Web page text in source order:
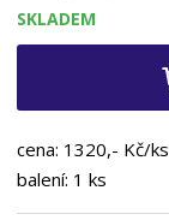
SKLADEM
cena: 1320,- Kč/ks
balení: 1 ks